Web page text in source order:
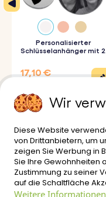
Personalisierter
Schlüsselanhänger mit 2
17,10 €
Lieferung
Wir
Diese Website
von Drittanbietern, um
zeigen Sie Werbung in
Sie Ihre Gewohnheiten
Zustimmung zu seiner
auf die Schaltfläche
Weitere Informationen